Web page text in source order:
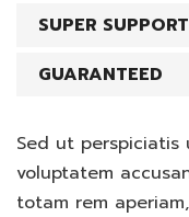
SUPER SUPPORT
GUARANTEED
Sed ut
voluptatem
totam rem